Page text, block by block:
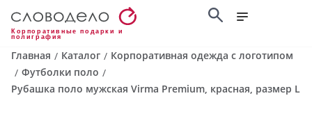
Корпоративные подарки и
полиграфия
Главная / Каталог / Корпоративная одежда с логотипом
/ Футболки поло /
Рубашка поло мужская Virma Premium, красная, размер L